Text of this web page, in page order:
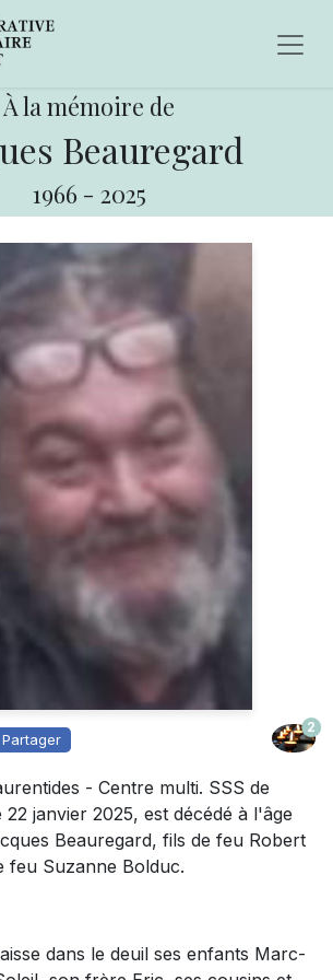
À la mémoire de
Beauregard
1966 - 2025
Partager
2
- Centre multi. SSS de
janvier 2025, est décédé à l'âge
Beauregard, fils de feu Robert
feu Suzanne Bolduc.
dans le deuil ses enfants Marc-